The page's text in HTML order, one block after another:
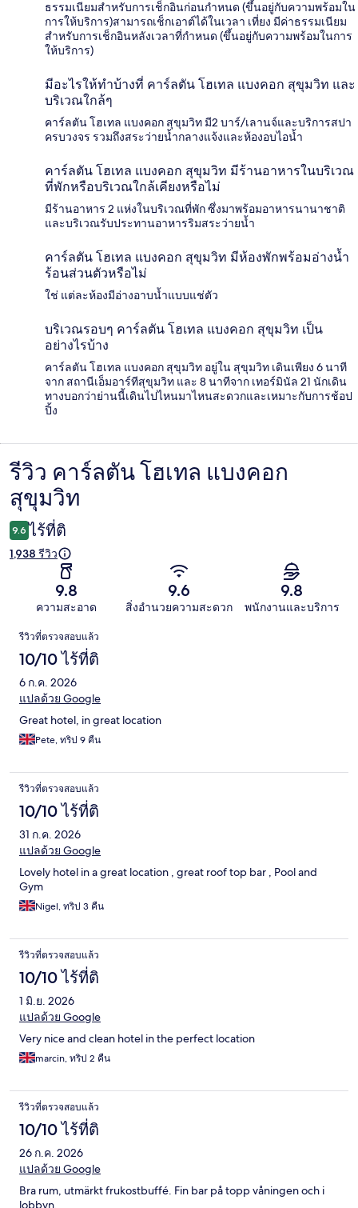
ธรรมเนียมสำหรับการเช็กอินก่อนกำหนด (ขึ้นอยู่กับความพร้อมใน
การให้บริการ)สามารถเช็กเอาต์ได้ในเวลา เที่ยง มีค่าธรรมเนียม
สำหรับการเช็กอินหลังเวลาที่กำหนด (ขึ้นอยู่กับความพร้อมในการ
ให้บริการ)
มีอะไรให้ทำบ้างที่ คาร์ลตัน โฮเทล แบงคอก สุขุมวิท และ
บริเวณใกล้ๆ
คาร์ลตัน โฮเทล แบงคอก สุขุมวิท มี2 บาร์/เลานจ์และบริการสปา
ครบวงจร รวมถึงสระว่ายน้ำกลางแจ้งและห้องอบไอน้ำ
คาร์ลตัน โฮเทล แบงคอก สุขุมวิท มีร้านอาหารในบริเวณ
ที่พักหรือบริเวณใกล้เคียงหรือไม่
มีร้านอาหาร 2 แห่งในบริเวณที่พัก ซึ่งมาพร้อมอาหารนานาชาติ
และบริเวณรับประทานอาหารริมสระว่ายน้ำ
คาร์ลตัน โฮเทล แบงคอก สุขุมวิท มีห้องพักพร้อมอ่างน้ำ
ร้อนส่วนตัวหรือไม่
ใช่ แต่ละห้องมีอ่างอาบน้ำแบบแช่ตัว
บริเวณรอบๆ คาร์ลตัน โฮเทล แบงคอก สุขุมวิท เป็น
อย่างไรบ้าง
คาร์ลตัน โฮเทล แบงคอก สุขุมวิท อยู่ใน สุขุมวิท เดินเพียง 6 นาที
จาก สถานีเอ็มอาร์ทีสุขุมวิท และ 8 นาทีจาก เทอร์มินัล 21 นักเดิน
ทางบอกว่าย่านนี้เดินไปไหนมาไหนสะดวกและเหมาะกับการช้อป
ปิ้ง
รีวิว
รีวิว คาร์ลตัน โฮเทล แบงคอก
สุขุมวิท
9.6 ไร้ที่ติ
1,938 รีวิว
9.8
ความสะอาด
9.6
สิ่งอำนวยความสะดวก
9.8
พนักงานและบริการ
รีวิว
รีวิวที่ตรวจสอบแล้ว
10/10 ไร้ที่ติ
6 ก.ค. 2026
แปลด้วย Google
Great hotel, in great location
Pete, ทริป 9 คืน
รีวิวที่ตรวจสอบแล้ว
10/10 ไร้ที่ติ
31 ก.ค. 2026
แปลด้วย Google
Lovely hotel in a great location , great roof top bar , Pool and
Gym
Nigel, ทริป 3 คืน
รีวิวที่ตรวจสอบแล้ว
10/10 ไร้ที่ติ
1 มิ.ย. 2026
แปลด้วย Google
Very nice and clean hotel in the perfect location
marcin, ทริป 2 คืน
รีวิวที่ตรวจสอบแล้ว
10/10 ไร้ที่ติ
26 ก.ค. 2026
แปลด้วย Google
Bra rum, utmärkt frukostbuffé. Fin bar på topp våningen och i
lobbyn.